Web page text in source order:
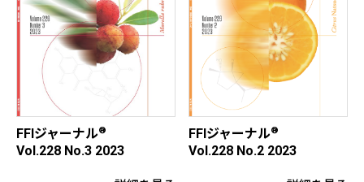
FFIジャーナル®
Vol.228 No.3 2023
FFIジャーナル®
Vol.228 No.2 2023